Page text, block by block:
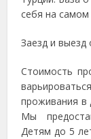
себя на
Заезд и выезд
Стоимость
проживания в
Мы
Детям до 5